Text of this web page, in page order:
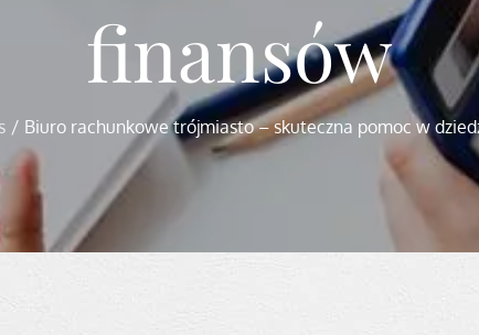
finansów
Biuro rachunkowe trójmiasto – skuteczna pomoc w